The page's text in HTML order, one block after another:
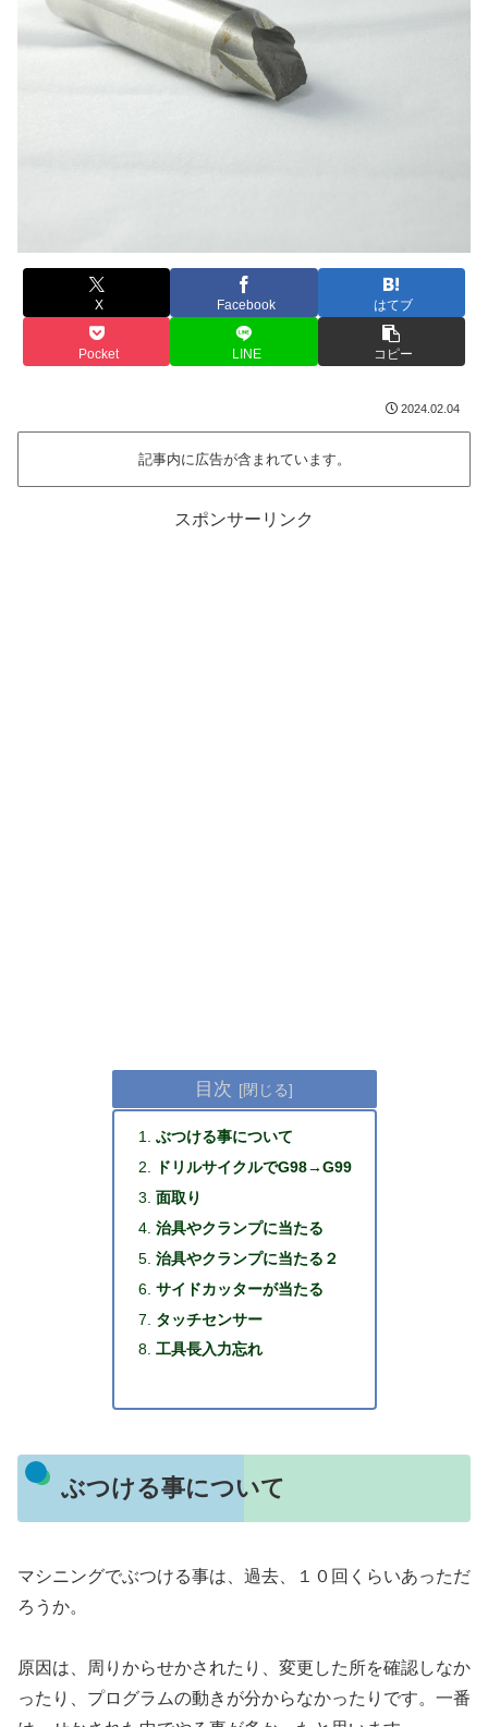
X Facebook はてブ
Pocket LINE コピー
2024.02.04
記事内に広告が含まれています。
スポンサーリンク
目次
ぶつける事について
ドリルサイクルでG98→G99
面取り
治具やクランプに当たる
治具やクランプに当たる２
サイドカッターが当たる
タッチセンサー
工具長入力忘れ
ぶつける事について
マシニングでぶつける事は、過去、１０回くらいあっただ
ろうか。
原因は、周りからせかされたり、変更した所を確認しなか
ったり、プログラムの動きが分からなかったりです。一番